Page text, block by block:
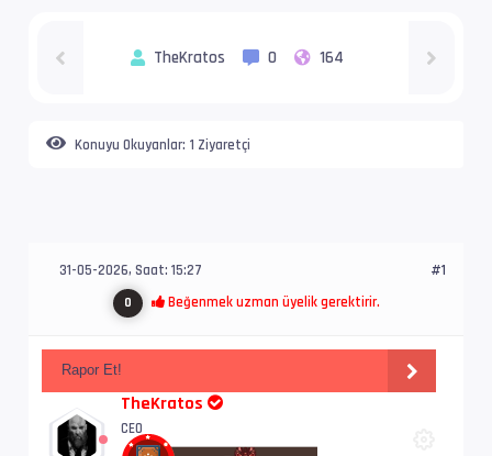
TheKratos 0 164
Konuyu Okuyanlar: 1 Ziyaretçi
31-05-2026, Saat: 15:27
0 Beğenmek uzman üyelik gerektirir.
#1
Rapor Et!
TheKratos
CEO